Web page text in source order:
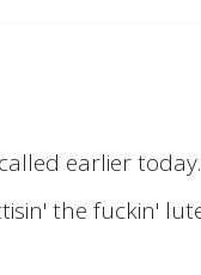
earlier today.
the fuckin'